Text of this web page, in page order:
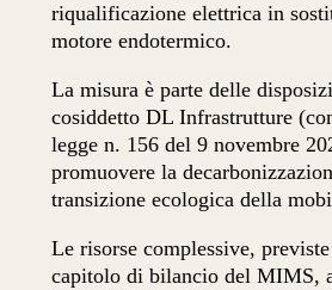
riqualificazione elettrica in
motore endotermico.
La misura è parte delle
cosiddetto DL Infrastrutture
legge n. 156 del 9 novembre
promuovere la
transizione ecologica della
Le risorse complessive,
capitolo di bilancio del MIMS,